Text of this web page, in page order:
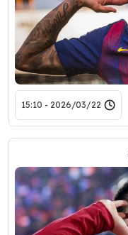
2026/03/22 - 15:10